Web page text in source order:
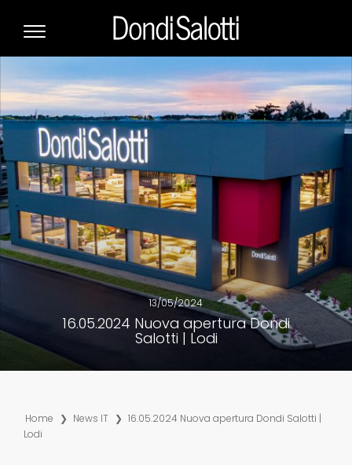
13/05/2024
16.05.2024 Nuova apertura Dondi
Salotti | Lodi
Home ❯ News IT ❯ 16.05.2024 Nuova apertura Dondi Salotti |
Lodi